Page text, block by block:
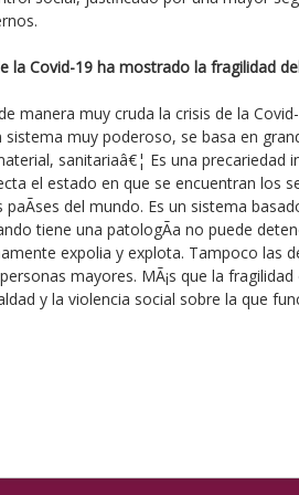
la Covid-19 ha mostrado la fragilidad
manera muy cruda la crisis de la
sistema muy poderoso, se basa en
sanitariaâ€¦ Es una precariedad
el estado en que se encuentran los
paÃ­ses del mundo. Es un sistema
tiene una patologÃ­a no puede
expolia y explota. Tampoco las
mayores. MÃ¡s que la
y la violencia social sobre la que